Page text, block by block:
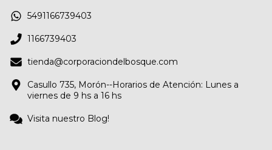
5491166739403
1166739403
tienda@corporaciondelbosque.com
Casullo 735, Morón--Horarios de Atención: Lunes a
viernes de 9 hs a 16 hs
Visita nuestro Blog!